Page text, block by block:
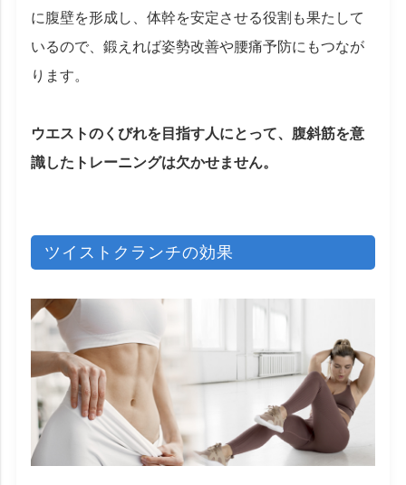
に腹壁を形成し、体幹を安定させる役割も果たして
いるので、鍛えれば姿勢改善や腰痛予防にもつなが
ります。
ウエストのくびれを目指す人にとって、腹斜筋を意
識したトレーニングは欠かせません。
ツイストクランチの効果